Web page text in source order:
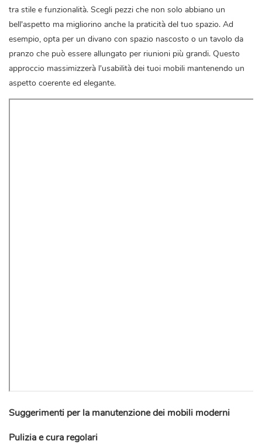
tra stile e funzionalità. Scegli pezzi che non solo abbiano un
bell'aspetto ma migliorino anche la praticità del tuo spazio. Ad
esempio, opta per un divano con spazio nascosto o un tavolo da
pranzo che può essere allungato per riunioni più grandi. Questo
approccio massimizzerà l'usabilità dei tuoi mobili mantenendo un
aspetto coerente ed elegante.
Suggerimenti per la manutenzione dei mobili moderni
Pulizia e cura regolari